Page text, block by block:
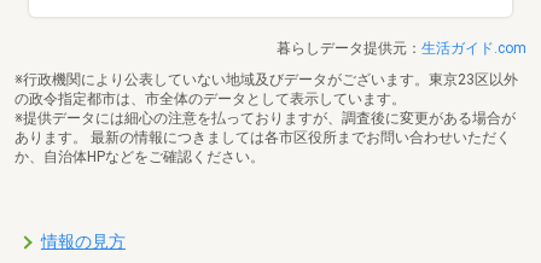
暮らしデータ提供元： 生活ガイド.com
※行政機関により公表していない地域及びデータがございます。東京23区以外
の政令指定都市は、市全体のデータとして表示しています。
※提供データには細心の注意を払っておりますが、調査後に変更がある場合が
あります。 最新の情報につきましては各市区役所までお問い合わせいただく
か、自治体HPなどをご確認ください。
情報の見方